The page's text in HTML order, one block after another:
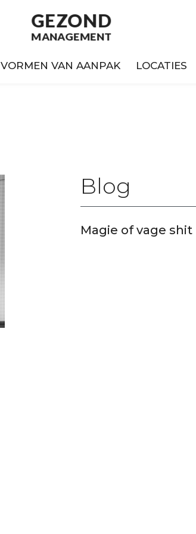
GEZOND
MANAGEMENT
VORMEN VAN AANPAK LOCATIES
Blog
Magie of vage shit